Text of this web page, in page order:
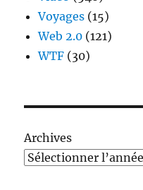
Voyages (15)
Web 2.0 (121)
WTF (30)
Archives